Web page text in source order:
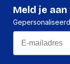
Meld je
Email